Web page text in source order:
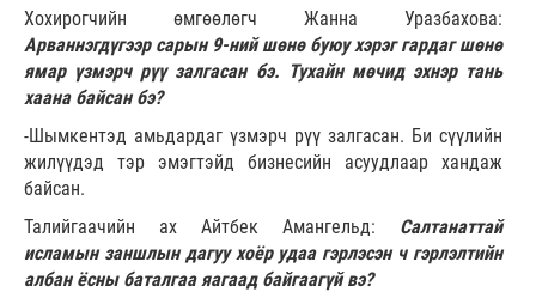
Хохирогчийн өмгөөлөгч Жанна Уразбахова:
Арваннэгдүгээр сарын 9-ний шөнө буюу хэрэг гардаг шөнө
ямар үзмэрч рүү залгасан бэ. Тухайн мөчид эхнэр тань
хаана байсан бэ?
-Шымкентэд амьдардаг үзмэрч рүү залгасан. Би сүүлийн
жилүүдэд тэр эмэгтэйд бизнесийн асуудлаар хандаж
байсан.
Талийгаачийн ах Айтбек Амангельд: Салтанаттай
исламын заншлын дагуу хоёр удаа гэрлэсэн ч гэрлэлтийн
албан ёсны баталгаа яагаад байгаагүй вэ?